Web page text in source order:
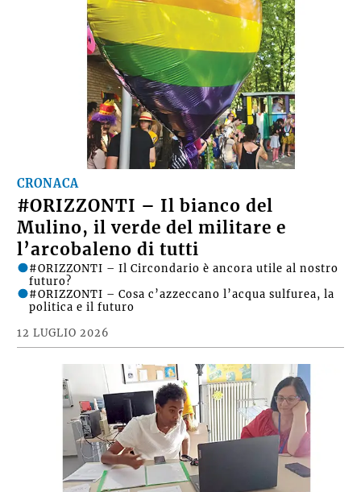
CRONACA
#ORIZZONTI – Il bianco del
Mulino, il verde del militare e
l’arcobaleno di tutti
12 LUGLIO 2026
#ORIZZONTI – Il Circondario è ancora utile al nostro
futuro?
#ORIZZONTI – Cosa c’azzeccano l’acqua sulfurea, la
politica e il futuro